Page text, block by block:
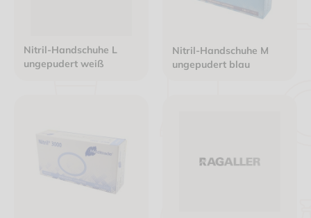
Nitril-Handschuhe L
ungepudert weiß
Nitril-Handschuhe M
ungepudert blau